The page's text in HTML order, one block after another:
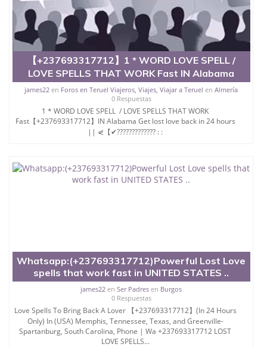
【+237693317712】1 * WORD LOVE SPELL /
LOVE SPELLS THAT WORK Fast IN Alabama
james22 en Foros en Teruel Viajeros, Viajes, Viajar a Teruel enAlmería
0 Respuestas
1 * WORD LOVE SPELL / LOVE SPELLS THAT WORK
Fast【+237693317712】IN Alabama Get lost love back in 24 hours
|| ⋞【✔????????????? : :
Whatsapp:(+237693317712)Powerful Lost Love
spells that work fast in UNITED STATES ..
james22 enSer Padres en Burgos
0 Respuestas
Love Spells To Bring Back A Lover 【+237693317712】(In 24 Hours
Only) In (USA) Memphis, Tennessee, Texas, and Greenville-
Spartanburg, South Carolina, Phone | Wa +237693317712 LOST
LOVE SPELLS...